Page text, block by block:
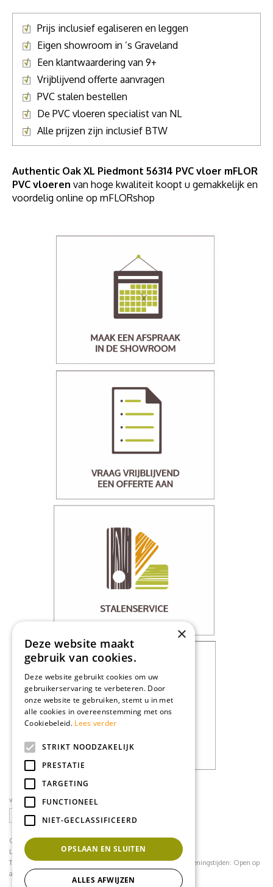
Prijs inclusief egaliseren en leggen
Eigen showroom in ’s Graveland
Een klantwaardering van 9+
Vrijblijvend offerte aanvragen
PVC stalen bestellen
De PVC vloeren specialist van NL
Alle prijzen zijn inclusief BTW
Authentic Oak XL Piedmont 56314 PVC vloer mFLOR
PVC vloeren van hoge kwaliteit koopt u gemakkelijk en
voordelig online op mFLORshop
volg ons op social media
CONTACT
Loodijk 24
1243 JB 's Graveland
Telefoonnummer:035 - 64 22 708 contact@mflorshop.nl Openingstijden: Open op
afspraak
×
Deze website maakt
gebruik van cookies.
Deze website gebruikt cookies om uw
gebruikerservaring te verbeteren. Door
onze website te gebruiken, stemt u in met
alle cookies in overeenstemming met ons
Cookiebeleid. Lees verder
STRIKT NOODZAKELIJK
PRESTATIE
TARGETING
FUNCTIONEEL
NIET-GECLASSIFICEERD
OPSLAAN EN SLUITEN
ALLES AFWIJZEN